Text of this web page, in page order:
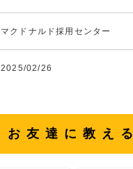
マクドナルド採用センター
2025/02/26
お友達に教える